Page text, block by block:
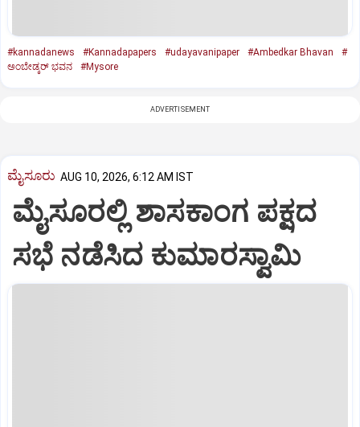
#kannadanews #Kannadapapers #udayavanipaper #Ambedkar Bhavan
#
ಅಂಬೇಡ್ಕರ್‌ ಭವನ
#Mysore
ADVERTISEMENT
ಮೈಸೂರು AUG 10, 2026, 6:12 AM IST
ಮೈಸೂರಲ್ಲಿ ಶಾಸಕಾಂಗ ಪಕ್ಷದ
ಸಭೆ ನಡೆಸಿದ ಕುಮಾರಸ್ವಾಮಿ